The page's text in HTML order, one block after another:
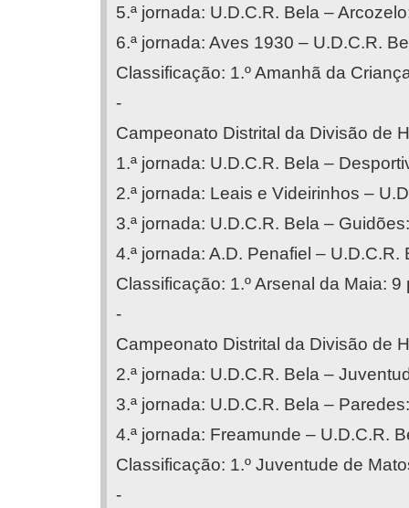
5.ª jornada: U.D.C.R. Bela –
6.ª jornada: Aves 1930 – U.D.C.R.
Classificação: 1.º Amanhã da
-
Campeonato Distrital da Divisão de
1.ª jornada: U.D.C.R. Bela –
2.ª jornada: Leais e Videirinhos –
3.ª jornada: U.D.C.R. Bela –
4.ª jornada: A.D. Penafiel – U.D.C.R.
Classificação: 1.º Arsenal da Maia:
-
Campeonato Distrital da Divisão de
2.ª jornada: U.D.C.R. Bela –
3.ª jornada: U.D.C.R. Bela –
4.ª jornada: Freamunde – U.D.C.R.
Classificação: 1.º Juventude de
-